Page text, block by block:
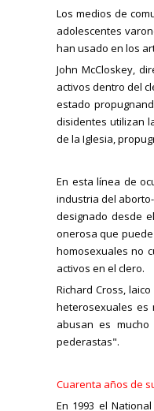
Los medios de
adolescentes
han usado en los
John McCloskey,
activos dentro del
estado
disidentes utilizan
de la Iglesia,
En esta línea de
industria del
designado desde
onerosa que
homosexuales no
activos en el clero.
Richard Cross,
heterosexuales es
abusan es
pederastas".
Cuarenta años de
En 1993 el